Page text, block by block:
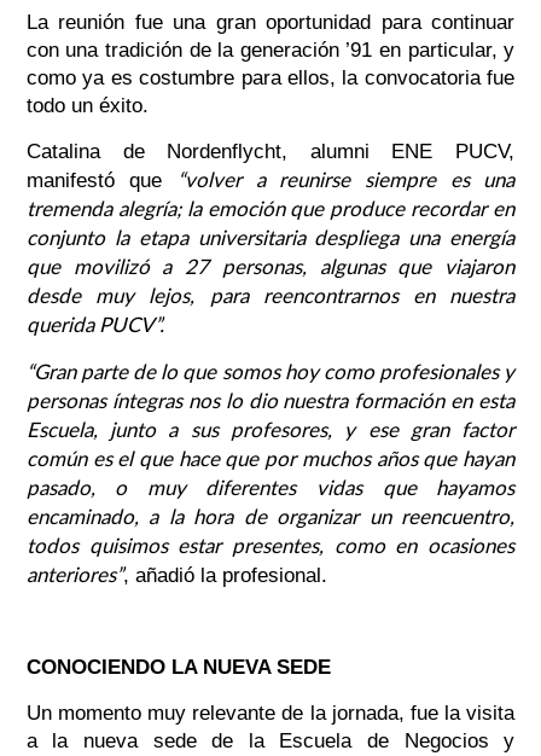
La reunión fue una gran oportunidad para continuar
con una tradición de la generación ’91 en particular, y
como ya es costumbre para ellos, la convocatoria fue
todo un éxito.
Catalina de Nordenflycht, alumni ENE PUCV,
manifestó que
“volver a reunirse siempre es una
tremenda alegría; la emoción que produce recordar en
conjunto la etapa universitaria despliega una energía
que movilizó a 27 personas, algunas que viajaron
desde muy lejos, para reencontrarnos en nuestra
querida PUCV”.
“Gran parte de lo que somos hoy como profesionales y
personas íntegras nos lo dio nuestra formación en esta
Escuela, junto a sus profesores, y ese gran factor
común es el que hace que por muchos años que hayan
pasado, o muy diferentes vidas que hayamos
encaminado, a la hora de organizar un reencuentro,
todos quisimos estar presentes, como en ocasiones
anteriores”, añadió la profesional.
CONOCIENDO LA NUEVA SEDE
Un momento muy relevante de la jornada, fue la visita
a la nueva sede de la Escuela de Negocios y